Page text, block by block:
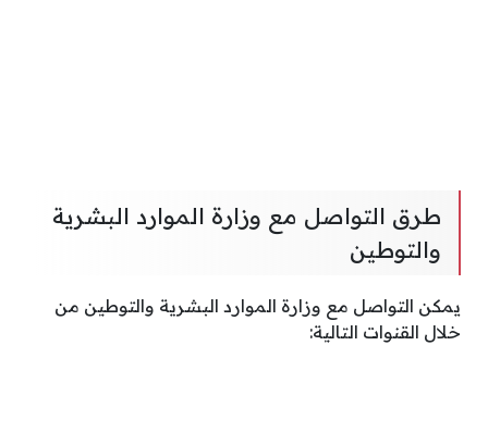
طرق التواصل مع وزارة الموارد البشرية
والتوطين
يمكن التواصل مع وزارة الموارد البشرية والتوطين من
خلال القنوات التالية: